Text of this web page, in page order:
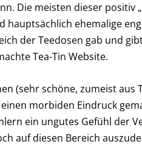
Die meisten dieser positiv
ehemalige
der Teedosen gab und
Tea-Tin Website.
(sehr schöne, zumeist aus
morbiden Eindruck
ein ungutes Gefühl der
auf diesen Bereich